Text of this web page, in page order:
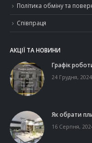
Політика обміну та
Співпраця
АКЦІЇ ТА НОВИНИ
Графік
24 Грудня, 2024
Як обрати
16 Серпня,